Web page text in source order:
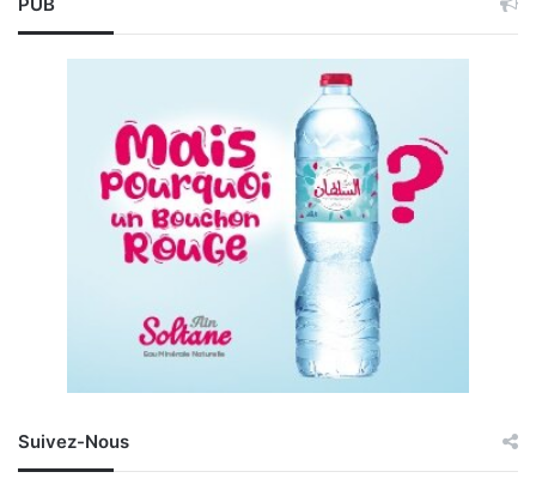
Suivez-Nous